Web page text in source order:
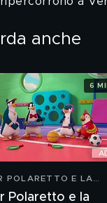
anche
POLARETTO E LA
Polaretto e la
6